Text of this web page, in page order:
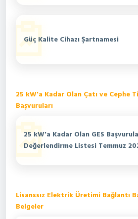
Güç Kalite Cihazı Şartnamesi
25 kW'a Kadar Olan Çatı ve Cephe
Başvuruları
25 kW'a Kadar Olan GES
Değerlendirme Listesi Temmuz
Lisanssız Elektrik Üretimi Bağlantı
Belgeler